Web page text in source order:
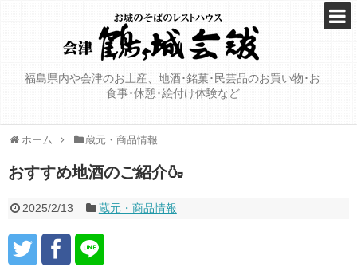
福島県内や会津のお土産、地酒･銘菓･民芸品のお買い物･お
食事･休憩･絵付け体験など
ホーム 蔵元・商品情報
おすすめ地酒のご紹介🍶
2025/2/13 蔵元・商品情報